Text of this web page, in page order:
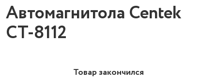
Автомагнитола Centek
СТ-8112
Товар закончился